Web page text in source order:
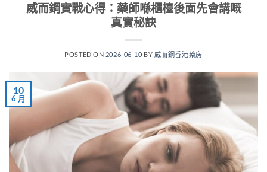
威而鋼實戰心得：藥師喺櫃檯後面先會講嘅
真實秘訣
POSTED ON 2026-06-10 BY 威而鋼香港藥房
10
6 月